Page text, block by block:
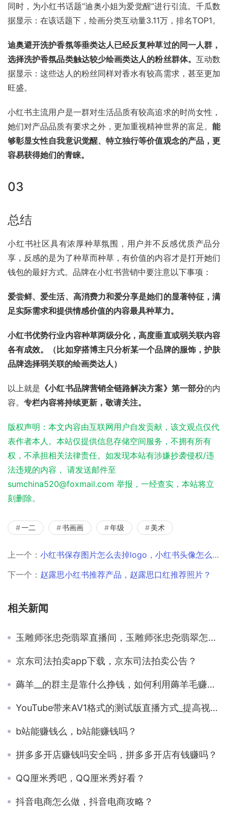
同时，为小红书话题“迪奥小姐为爱觉醒”进行引流。千瓜数
据显示：在该话题下，绘画分类互动量3.11万，排名TOP1。
迪奥避开洗护香氛等垂类达人已经反复种草过的同一人群，
选择洗护香氛品类触达较少绘画类达人的粉丝群体。 互动数
据显示：这些达人的粉丝同样对香水有较高需求，甚至更加
旺盛。
小红书主流用户是一群对生活品质有较高追求的时尚女性，
她们对产品品质有要求之外，更加重视精神世界的富足。 能
够彰显女性自我意识觉醒、特立独行等价值观念的产品，更
容易获得她们的青睐。
03
总结
小红书社区具有浓厚种草氛围，用户并不反感优质产品分
享，反感的是为了种草而种草，有价值的内容才是打开她们
钱包的最好方式。品牌在小红书营销中要注意以下事项：
爱尝鲜、爱生活、高消费力和爱分享是她们的显著特征，满
足实际需求和提供情感价值的内容最具种草力。
小红书优势行业内容种草两级分化，高度垂直或弱关联内容
各有成效。（比如穿搭博主只分析某一个品牌的服饰，护肤
品牌选择弱关联的绘画类达人）
以上就是 《小红书品牌营销全链路解决方案》第一部分的内
容。 专栏内容将持续更新，敬请关注。
版权声明：本文内容由互联网用户自发贡献，该文观点仅代
表作者本人。本站仅提供信息存储空间服务，不拥有所有
权，不承担相关法律责任。如发现本站有涉嫌抄袭侵权/违
法违规的内容， 请发送邮件至
sumchina520@foxmail.com 举报，一经查实，本站将立
刻删除。
一二 书画画 年级 美术
上一个： 小红书保存图片怎么去掉logo，小红书头像怎么把logo去掉？
下一个： 赵露思小红书推荐产品，赵露思口红推荐照片？
相关新闻
玉雕师张忠尧翡翠直播间，玉雕师张忠尧翡翠怎样联系？
京东司法拍卖app下载，京东司法拍卖公告？
薅羊__的群主是靠什么挣钱，如何利用薅羊毛赚钱？
YouTube带来AV1格式的测试版直播方式_提高视频质量
b站能赚钱么，b站能赚钱吗？
拼多多开店赚钱吗安全吗，拼多多开店有钱赚吗？
QQ厘米秀吧，QQ厘米秀好看？
抖音电商怎么做，抖音电商攻略？